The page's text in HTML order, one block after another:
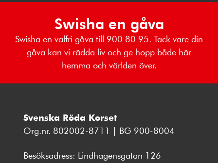
Swisha en gåva
Swisha en valfri gåva till 900 80 95. Tack vare din
gåva kan vi rädda liv och ge hopp både här
hemma och världen över.
Svenska Röda Korset
Org.nr. 802002-8711 | BG 900-8004
Besöksadress: Lindhagensgatan 126